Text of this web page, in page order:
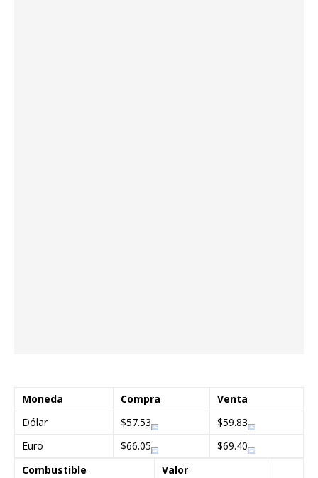
Moneda Compra
Venta
Dólar
$57.53
$59.83
Euro
$66.05
$69.40
Combustible
Valor